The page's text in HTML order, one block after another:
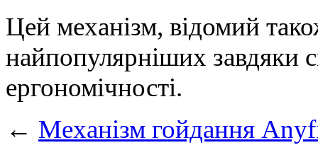
Цей механізм, відомий
найпопулярніших завдяки
ергономічності.
← Механізм гойдання